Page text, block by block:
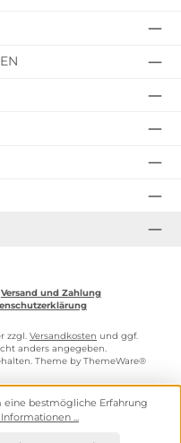
Versand und Zahlung
zzgl. Versandkosten und ggf.
anders angegeben.
Theme by ThemeWare®
eine bestmögliche Erfahrung
...